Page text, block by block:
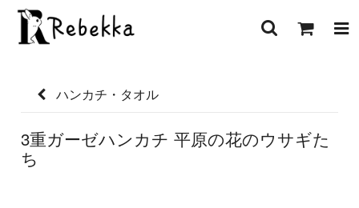
ハンカチ・タオル
3重ガーゼハンカチ 平原の花のウサギた
ち